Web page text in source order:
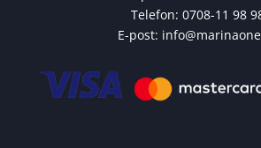
Telefon: 0708-11 98
E-post: